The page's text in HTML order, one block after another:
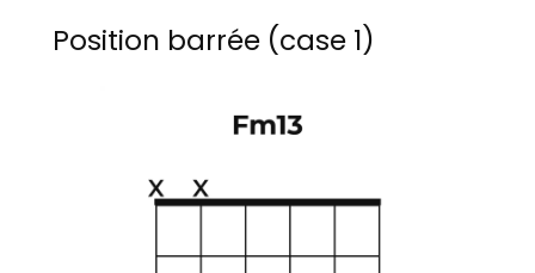
Position barrée (case 1)